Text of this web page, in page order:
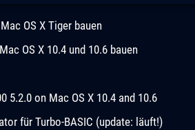
OS X Tiger bauen
OS X 10.4 und 10.6 bauen
5.2.0 on Mac OS X 10.4 and 10.6
für Turbo-BASIC (update: läuft!)